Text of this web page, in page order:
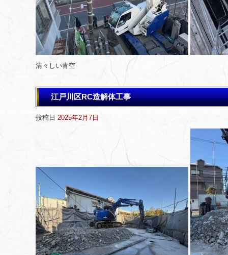
清々しい青空
江戸川区RC造解体工事
投稿日 2025年2月7日